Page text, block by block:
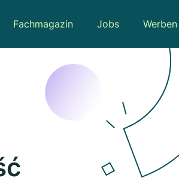
Fachmagazin Jobs Werben